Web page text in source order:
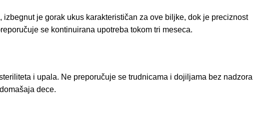
je gorak ukus karakterističan za ove biljke, dok je preciznost
se kontinuirana upotreba tokom tri meseca.
i upala. Ne preporučuje se trudnicama i dojiljama bez nadzora
dece.